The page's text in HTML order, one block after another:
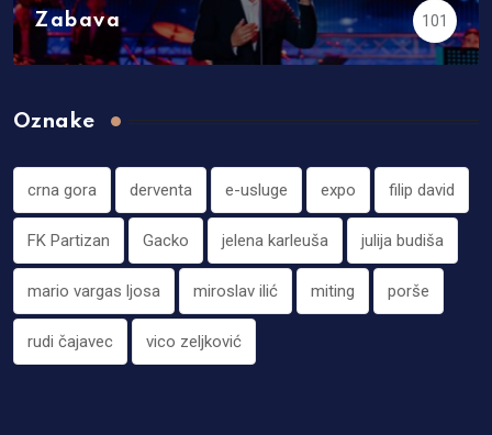
Zabava 101
Oznake
crna gora derventa e-usluge expo filip david
FK Partizan Gacko jelena karleuša julija budiša
mario vargas ljosa miroslav ilić miting porše
rudi čajavec vico zeljković